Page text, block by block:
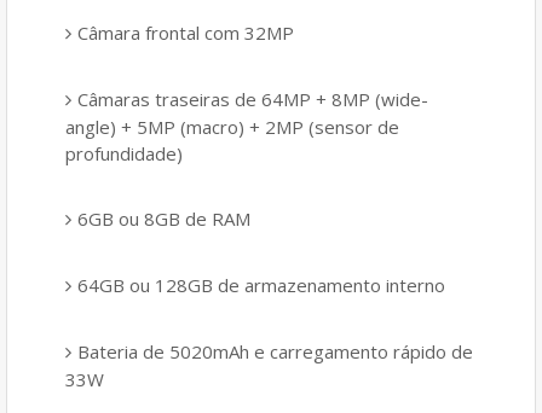
Câmara frontal com 32MP
Câmaras traseiras de 64MP + 8MP (wide-
angle) + 5MP (macro) + 2MP (sensor de
profundidade)
6GB ou 8GB de RAM
64GB ou 128GB de armazenamento interno
Bateria de 5020mAh e carregamento rápido de
33W